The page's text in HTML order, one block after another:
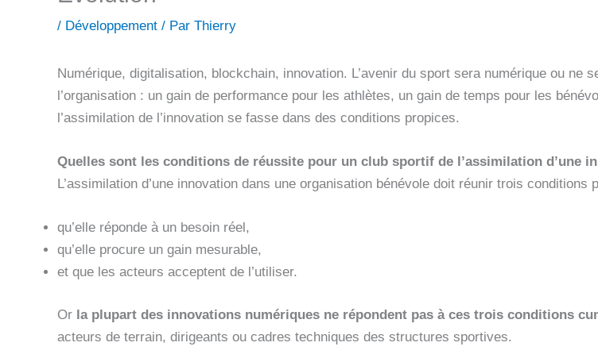
/ Développement / Par Thierry
Numérique, digitalisation, blockchain, innovation. L’avenir du sport sera numérique ou ne
l’organisation : un gain de performance pour les athlètes, un gain de temps pour les
l’assimilation de l’innovation se fasse dans des conditions propices.
Quelles sont les conditions de réussite pour un club sportif de l’assimilation d’une
L’assimilation d’une innovation dans une organisation bénévole doit réunir trois conditions
qu’elle réponde à un besoin réel,
qu’elle procure un gain mesurable,
et que les acteurs acceptent de l’utiliser.
Or la plupart des innovations numériques ne répondent pas à ces trois conditions
acteurs de terrain, dirigeants ou cadres techniques des structures sportives.